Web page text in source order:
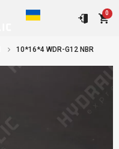
0
10*16*4 WDR-G12 NBR